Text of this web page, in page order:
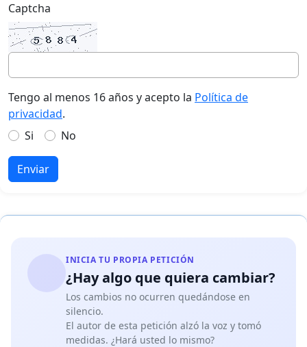
Captcha
Tengo al menos 16 años y acepto la Política de
privacidad.
Si
No
Enviar
INICIA TU PROPIA PETICIÓN
¿Hay algo que quiera cambiar?
Los cambios no ocurren quedándose en
silencio.
El autor de esta petición alzó la voz y tomó
medidas. ¿Hará usted lo mismo?